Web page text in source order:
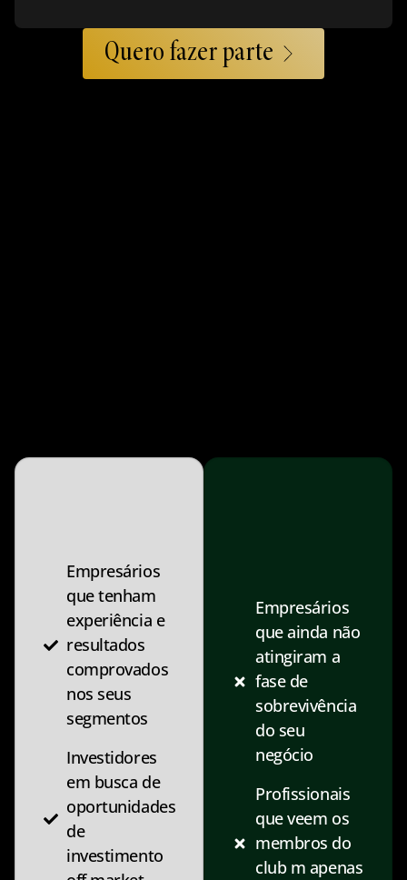
Quero fazer parte
Empresários
que tenham
experiência e
resultados
comprovados
nos seus
segmentos
Investidores
em busca de
oportunidades
de
investimento
Empresários
que ainda não
atingiram a
fase de
sobrevivência
do seu
negócio
Profissionais
que veem os
membros do
club m apenas